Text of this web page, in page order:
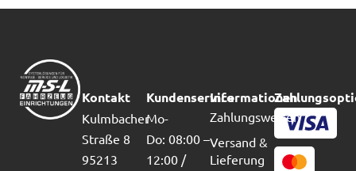
Kontakt
Kulmbacher
Straße 8
95213
Kundenservice
Mo-
Do: 08:00 –
12:00 /
Informationen
Zahlungsweisen
Versand &
Lieferung